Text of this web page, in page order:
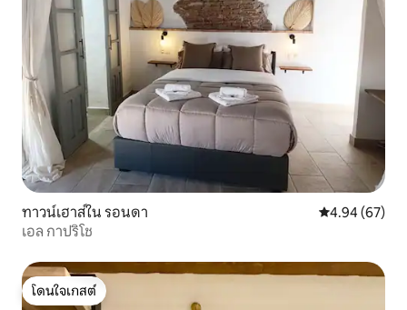
ทาวน์เฮาส์ใน รอนดา คะแนนเฉลี่ย
4.94 (67)
เอล กาปริโช
โดนใจเกสต์
โดนใจเกสต์